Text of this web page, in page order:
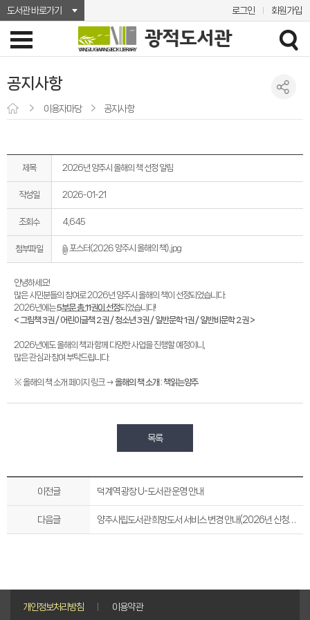
도서관 바로가기 로그인 회원가입
공지사항
이용자마당 공지사항
제목 2026년 양주시 올해의 책 선정 알림
작성일 2026-01-21
조회수 4,645
첨부파일 포스터(2026 양주시 올해의 책).jpg
안녕하세요!
많은 시민분들의 참여로 2026년 양주시 올해의 책이 선정되었습니다.
2026년에는5부문 총 11권이 선정되었습니다!
< 그림책 3권 / 어린이글책 2권 / 청소년 3권 / 일반문학 1권 / 일반비문학 2권 >
2026년에도 올해의 책과 함께 다양한 사업을 진행할 예정이니,
많은 관심과 참여 부탁드립니다.
※ 올해의 책 소개 페이지 링크 → 올해의 책 소개 : 책읽는양주
목록
이전글 덕계역 광장 U-도서관 운영 안내
다음글 양주시립도서관 희망도서 서비스 변경 안내(2026년 신청분~)
개인정보처리방침 이용약관